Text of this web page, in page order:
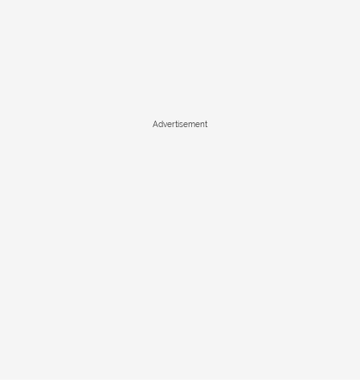
Advertisement